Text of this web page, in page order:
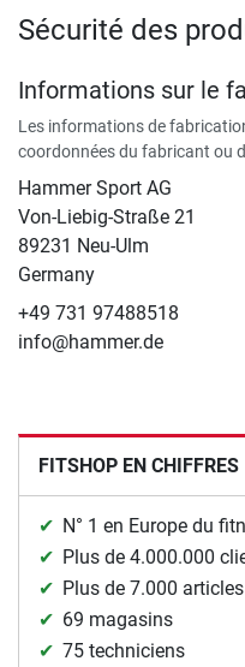
Sécurité des
Informations sur le
Les informations de
coordonnées du fabricant ou
Hammer Sport AG
Von-Liebig-Straße 21
89231 Neu-Ulm
Germany
+49 731 97488518
info@hammer.de
FITSHOP EN CHIFFRES
N° 1 en Europe du
Plus de 4.000.000
Plus de 7.000 articles
69 magasins
75 techniciens